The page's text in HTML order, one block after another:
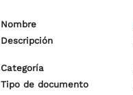
Nombre
Descripción
Categoría
Tipo de documento